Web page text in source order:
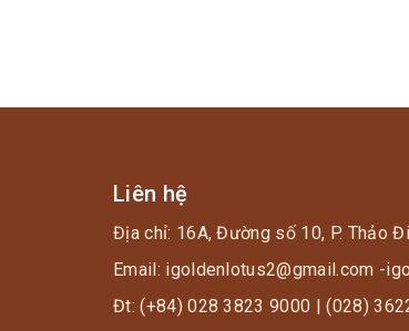
Liên hệ
Địa chỉ: 16A, Đường số 10, P. Thảo
Email: igoldenlotus2@gmail.com -
Đt: (+84) 028 3823 9000 | (028)